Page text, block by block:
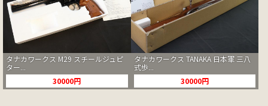
タナカワークス M29 スチールジュピ
ター...
30000円
タナカワークス TANAKA 日本軍 三八
式歩...
30000円